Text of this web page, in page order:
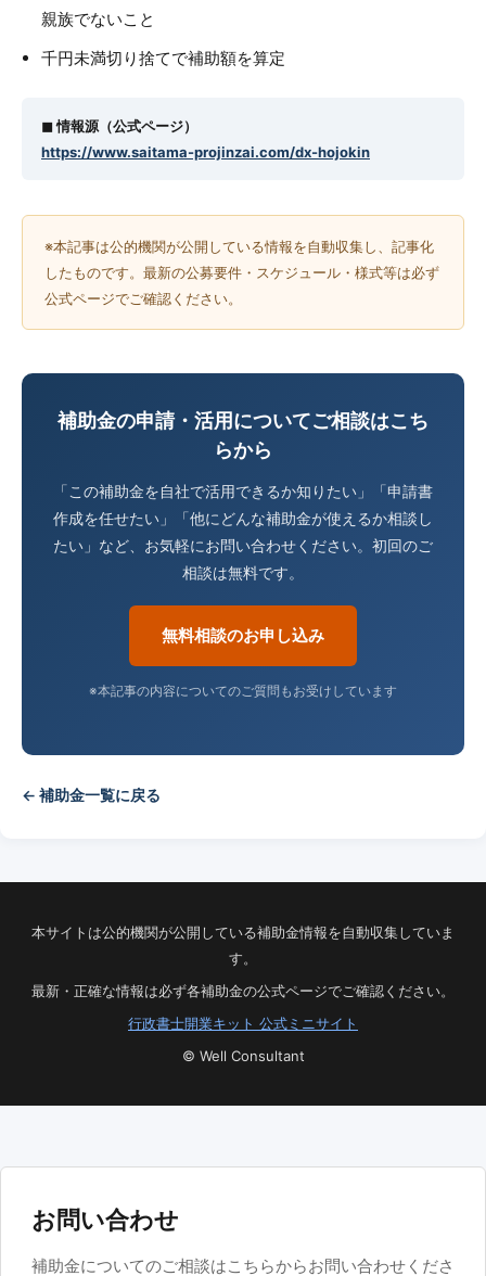
親族でないこと
千円未満切り捨てで補助額を算定
◼︎ 情報源（公式ページ）
https://www.saitama-projinzai.com/dx-hojokin
※本記事は公的機関が公開している情報を自動収集し、記事化
したものです。最新の公募要件・スケジュール・様式等は必ず
公式ページでご確認ください。
補助金の申請・活用についてご相談はこち
らから
「この補助金を自社で活用できるか知りたい」「申請書
作成を任せたい」「他にどんな補助金が使えるか相談し
たい」など、お気軽にお問い合わせください。初回のご
相談は無料です。
無料相談のお申し込み
※本記事の内容についてのご質問もお受けしています
← 補助金一覧に戻る
本サイトは公的機関が公開している補助金情報を自動収集していま
す。
最新・正確な情報は必ず各補助金の公式ページでご確認ください。
行政書士開業キット 公式ミニサイト
© Well Consultant
お問い合わせ
補助金についてのご相談はこちらからお問い合わせくださ